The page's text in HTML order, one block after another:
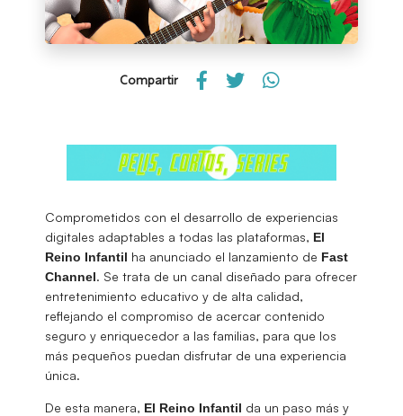
Compartir
Comprometidos con el desarrollo de experiencias
digitales adaptables a todas las plataformas, El
Reino Infantil ha anunciado el lanzamiento de Fast
Channel. Se trata de un canal diseñado para ofrecer
entretenimiento educativo y de alta calidad,
reflejando el compromiso de acercar contenido
seguro y enriquecedor a las familias, para que los
más pequeños puedan disfrutar de una experiencia
única.
De esta manera, El Reino Infantil da un paso más y